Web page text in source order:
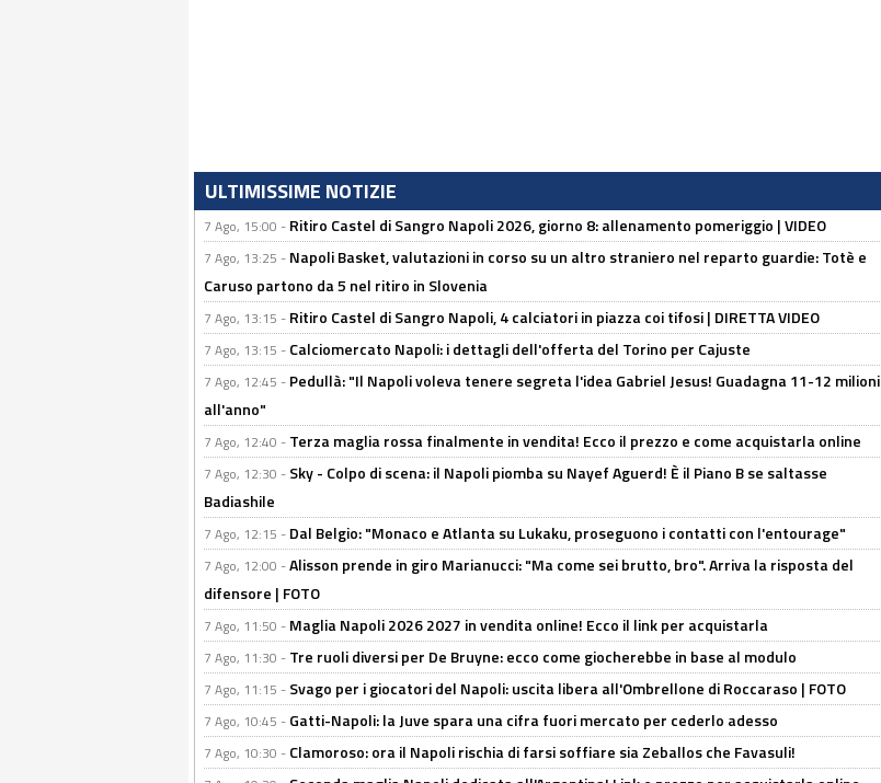
ULTIMISSIME NOTIZIE
7 Ago, 15:00 - Ritiro Castel di Sangro Napoli 2026, giorno 8: allenamento pomeriggio | VIDEO
7 Ago, 13:25 - Napoli Basket, valutazioni in corso su un altro straniero nel reparto guardie: Totè e
Caruso partono da 5 nel ritiro in Slovenia
7 Ago, 13:15 - Ritiro Castel di Sangro Napoli, 4 calciatori in piazza coi tifosi | DIRETTA VIDEO
7 Ago, 13:15 - Calciomercato Napoli: i dettagli dell'offerta del Torino per Cajuste
7 Ago, 12:45 - Pedullà: "Il Napoli voleva tenere segreta l'idea Gabriel Jesus! Guadagna 11-12 milioni
all'anno"
7 Ago, 12:40 - Terza maglia rossa finalmente in vendita! Ecco il prezzo e come acquistarla online
7 Ago, 12:30 - Sky - Colpo di scena: il Napoli piomba su Nayef Aguerd! È il Piano B se saltasse
Badiashile
7 Ago, 12:15 - Dal Belgio: "Monaco e Atlanta su Lukaku, proseguono i contatti con l'entourage"
7 Ago, 12:00 -Alisson prende in giro Marianucci: "Ma come sei brutto, bro". Arriva la risposta del
difensore | FOTO
7 Ago, 11:50 - Maglia Napoli 2026 2027 in vendita online! Ecco il link per acquistarla
7 Ago, 11:30 - Tre ruoli diversi per De Bruyne: ecco come giocherebbe in base al modulo
7 Ago, 11:15 - Svago per i giocatori del Napoli: uscita libera all'Ombrellone di Roccaraso | FOTO
7 Ago, 10:45 - Gatti-Napoli: la Juve spara una cifra fuori mercato per cederlo adesso
7 Ago, 10:30 - Clamoroso: ora il Napoli rischia di farsi soffiare sia Zeballos che Favasuli!